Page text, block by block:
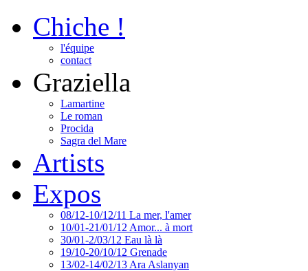
Chiche !
l'équipe
contact
Graziella
Lamartine
Le roman
Procida
Sagra del Mare
Artists
Expos
08/12-10/12/11 La mer, l'amer
10/01-21/01/12 Amor... à mort
30/01-2/03/12 Eau là là
19/10-20/10/12 Grenade
13/02-14/02/13 Ara Aslanyan